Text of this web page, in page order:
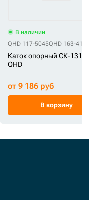
CH 206-1264CH 2-1383CH
В наличии
QHD 117-5045QHD 163-4143
Каток опорный СК-
QHD
от 9 186 руб
В корзину